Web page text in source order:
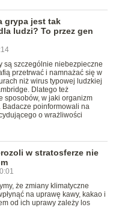
grypa jest tak
ludzi? To przez gen
są szczególnie niebezpieczne
przetrwać i namnażać się w
niż wirus typowej ludzkiej
Dlatego też
sposobów, w jaki organizm
poinformowali na
o wrażliwości
w stratosferze nie
że zmiany klimatyczne
na uprawę kawy, kakao i
od ich uprawy zależy los